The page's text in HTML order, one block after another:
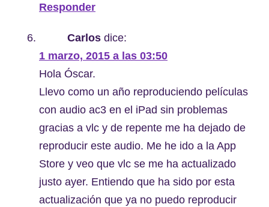
Responder
Carlos dice:
1 marzo, 2015 a las 03:50
Hola Óscar.
Llevo como un año reproduciendo películas
con audio ac3 en el iPad sin problemas
gracias a vlc y de repente me ha dejado de
reproducir este audio. Me he ido a la App
Store y veo que vlc se me ha actualizado
justo ayer. Entiendo que ha sido por esta
actualización que ya no puedo reproducir